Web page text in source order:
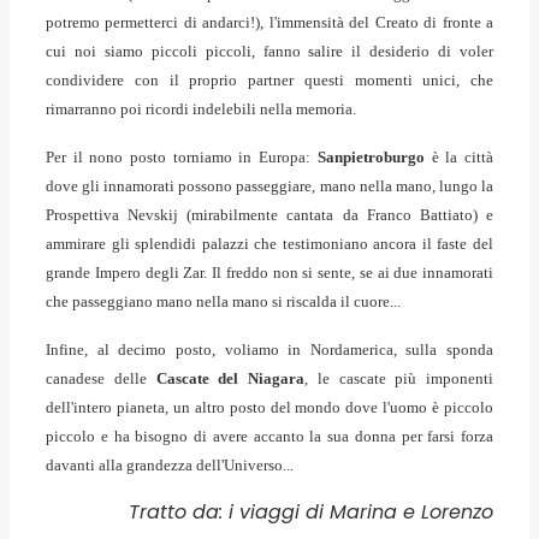
potremo permetterci di andarci!), l'immensità del Creato di fronte a
cui noi siamo piccoli piccoli, fanno salire il desiderio di voler
condividere con il proprio partner questi momenti unici, che
rimarranno poi ricordi indelebili nella memoria.
Per il nono posto torniamo in Europa: Sanpietroburgo è la città
dove gli innamorati possono passeggiare, mano nella mano, lungo la
Prospettiva Nevskij (mirabilmente cantata da Franco Battiato) e
ammirare gli splendidi palazzi che testimoniano ancora il faste del
grande Impero degli Zar. Il freddo non si sente, se ai due innamorati
che passeggiano mano nella mano si riscalda il cuore...
Infine, al decimo posto, voliamo in Nordamerica, sulla sponda
canadese delle Cascate del Niagara, le cascate più imponenti
dell'intero pianeta, un altro posto del mondo dove l'uomo è piccolo
piccolo e ha bisogno di avere accanto la sua donna per farsi forza
davanti alla grandezza dell'Universo...
Tratto da: i viaggi di Marina e Lorenzo